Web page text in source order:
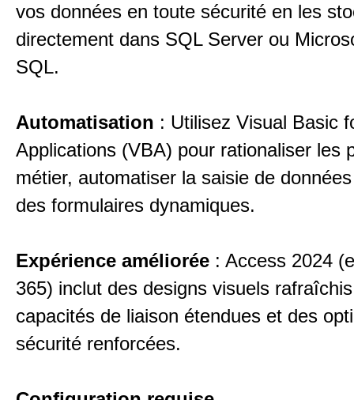
vos données en toute sécurité en les
directement dans SQL Server ou
SQL.
Automatisation : Utilisez Visual Basic
Applications (VBA) pour rationaliser les
métier, automatiser la saisie de
des formulaires dynamiques.
Expérience améliorée : Access 2024
365) inclut des designs visuels
capacités de liaison étendues et des
sécurité renforcées.